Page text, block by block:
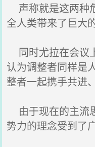
声称就是这两种
全人类带来了巨大
同时尤拉在会议
认为调整者同样是
整者一起携手共进
由于现在的主流
势力的理念受到了